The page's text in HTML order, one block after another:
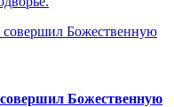
Божественную